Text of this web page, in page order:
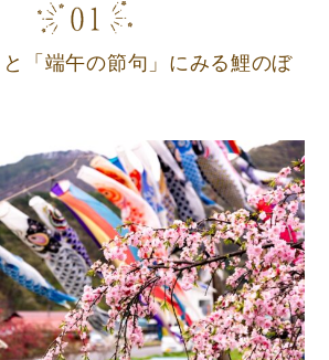
と「端午の節句」にみる鯉のぼ